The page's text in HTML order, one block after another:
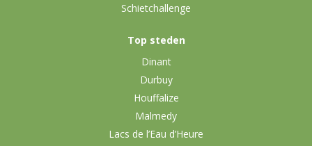
Schietchallenge
Top steden
Dinant
Durbuy
Houffalize
Malmedy
Lacs de l’Eau d’Heure